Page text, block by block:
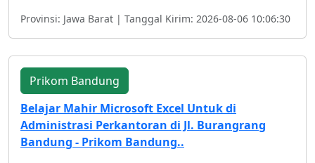
Provinsi: Jawa Barat | Tanggal Kirim: 2026-08-06 10:06:30
Prikom Bandung
Belajar Mahir Microsoft Excel Untuk di
Administrasi Perkantoran di Jl. Burangrang
Bandung - Prikom Bandung..